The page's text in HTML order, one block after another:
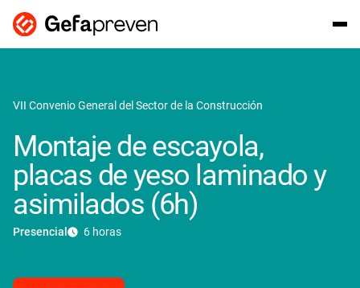
VII Convenio General del Sector de la Construcción
Montaje de escayola,
placas de yeso laminado y
asimilados (6h)
Presencial 6 horas